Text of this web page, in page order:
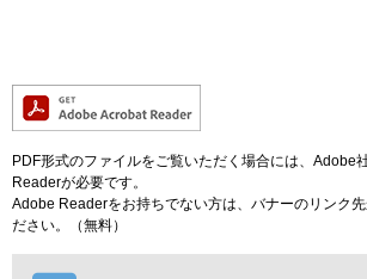
PDF形式のファイルをご覧いただく場合には、Adobe
Readerが必要です。
Adobe Readerをお持ちでない方は、バナーのリンク
ださい。（無料）